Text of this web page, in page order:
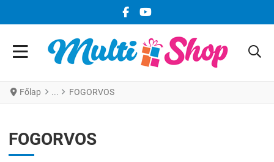
FACEBOOK KÖZÖSSÉGI LINK
YOUTUBE KÖZÖSSÉGI LINK
Főlap FOGORVOS
FOGORVOS